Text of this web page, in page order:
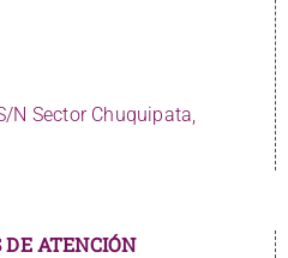
N Sector Chuquipata,
DE ATENCIÓN